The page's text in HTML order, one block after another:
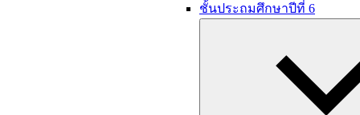
ชั้นประถมศึกษาปีที่ 6